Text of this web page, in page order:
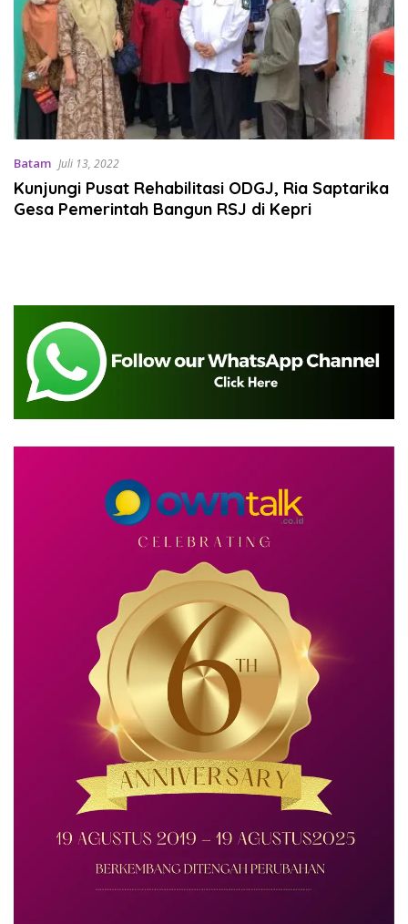
Batam Juli 13, 2022
Kunjungi Pusat Rehabilitasi ODGJ, Ria Saptarika
Gesa Pemerintah Bangun RSJ di Kepri